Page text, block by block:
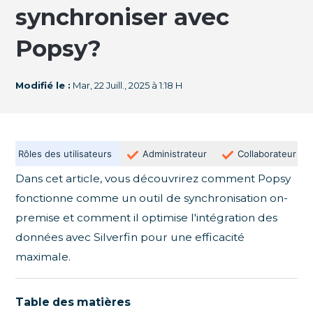
synchroniser avec
Popsy?
Modifié le : Mar, 22 Juill., 2025 à 1:18 H
Rôles des utilisateurs Administrateur Collaborateur
Dans cet article, vous découvrirez comment Popsy
fonctionne comme un outil de synchronisation on-
premise et comment il optimise l'intégration des
données avec Silverfin pour une efficacité
maximale.
Table des matières